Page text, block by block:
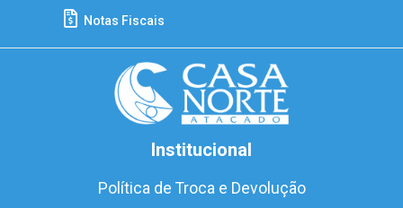
Notas Fiscais
Institucional
Política de Troca e Devolução